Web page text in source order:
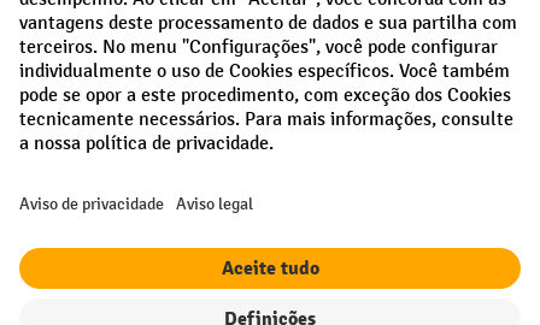
Termos e condições gerais Aviso Legal
Todos os preços excl. IVA maiscustos de envio
¹ O desconto é válido enquanto durarem os stocks. O desconto não se